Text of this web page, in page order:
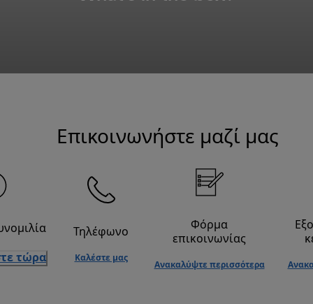
Επικοινωνήστε μαζί μας
τώρα
Τηλέφωνο
Καλέστε μας
Φόρμα
επικοινωνίας
Ανακαλύψτε περισσότερα